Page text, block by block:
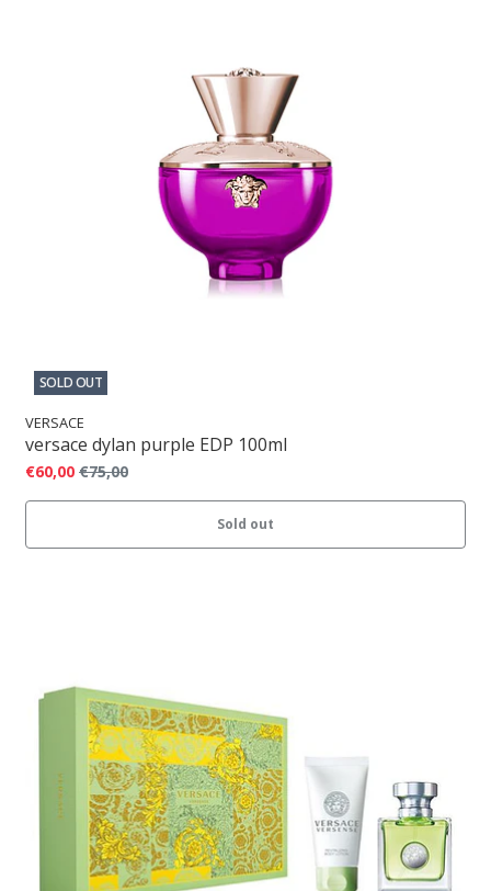
SOLD OUT
VERSACE
versace dylan purple EDP 100ml
€60,00 €75,00
Sold out